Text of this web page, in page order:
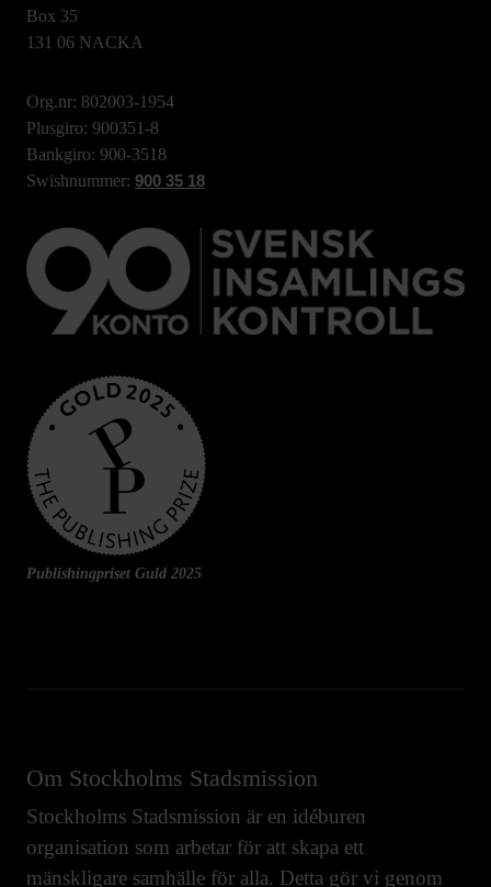
Box 35
131 06 NACKA
Org.nr: 802003-1954
Plusgiro: 900351-8
Bankgiro: 900-3518
Swishnummer: 900 35 18
Publishingpriset Guld 2025
Om Stockholms Stadsmission
Stockholms Stadsmission är en idéburen
organisation som arbetar för att skapa ett
mänskligare samhälle för alla. Detta gör vi genom